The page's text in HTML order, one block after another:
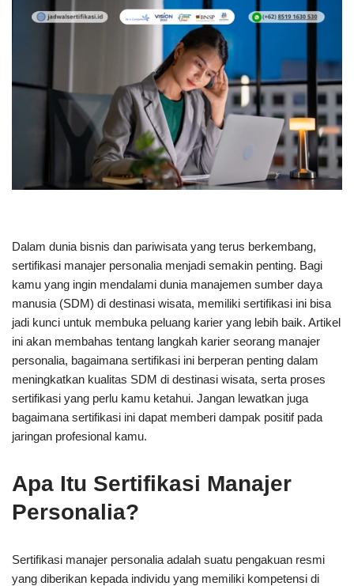
Dalam dunia bisnis dan pariwisata yang terus berkembang,
sertifikasi manajer personalia menjadi semakin penting. Bagi
kamu yang ingin mendalami dunia manajemen sumber daya
manusia (SDM) di destinasi wisata, memiliki sertifikasi ini bisa
jadi kunci untuk membuka peluang karier yang lebih baik. Artikel
ini akan membahas tentang langkah karier seorang manajer
personalia, bagaimana sertifikasi ini berperan penting dalam
meningkatkan kualitas SDM di destinasi wisata, serta proses
sertifikasi yang perlu kamu ketahui. Jangan lewatkan juga
bagaimana sertifikasi ini dapat memberi dampak positif pada
jaringan profesional kamu.
Apa Itu Sertifikasi Manajer
Personalia?
Sertifikasi manajer personalia adalah suatu pengakuan resmi
yang diberikan kepada individu yang memiliki kompetensi di